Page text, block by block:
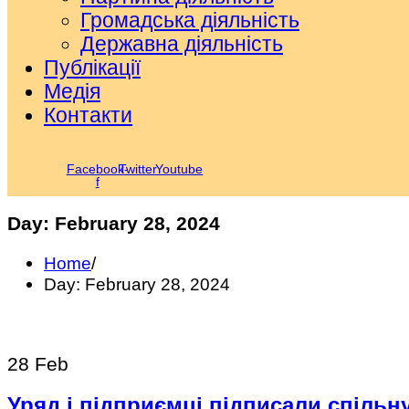
Громадська діяльність
Державна діяльність
Публікації
Медія
Контакти
Facebook-
f
TwitterYoutube
Day: February 28, 2024
Home/
Day: February 28, 2024
28 Feb